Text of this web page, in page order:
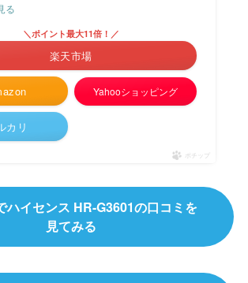
る
＼ポイント最大11倍！／
楽天市場
Yahooショッピング
カリ
ポチップ
ハイセンス HR-G3601の口コミを
見てみる